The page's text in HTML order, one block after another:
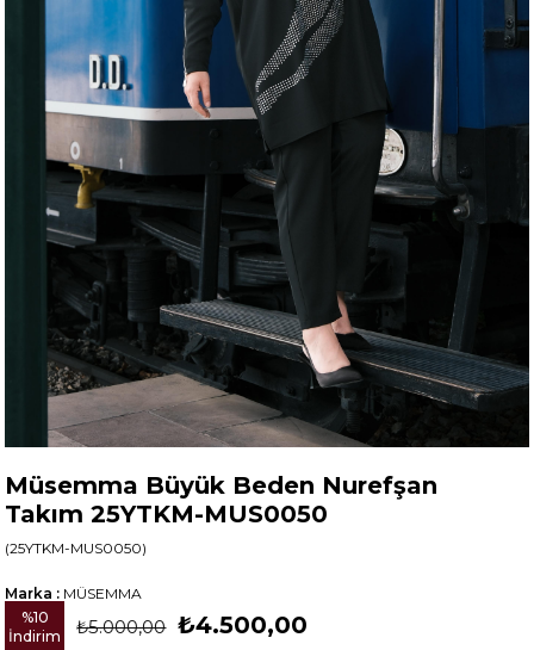
Müsemma Büyük Beden Nurefşan
Takım 25YTKM-MUS0050
(25YTKM-MUS0050)
Marka : MÜSEMMA
%10
İndirim
₺5.000,00 ₺4.500,00